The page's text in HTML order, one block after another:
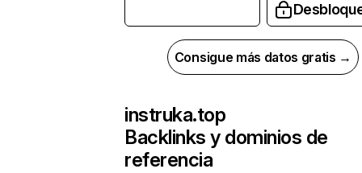
Consigue más datos gratis →
instruka.top
Backlinks y dominios de
referencia